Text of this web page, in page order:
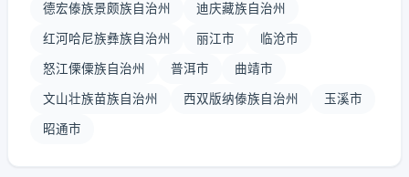
德宏傣族景颇族自治州 迪庆藏族自治州
红河哈尼族彝族自治州 丽江市 临沧市
怒江傈僳族自治州 普洱市 曲靖市
文山壮族苗族自治州 西双版纳傣族自治州 玉溪市
昭通市